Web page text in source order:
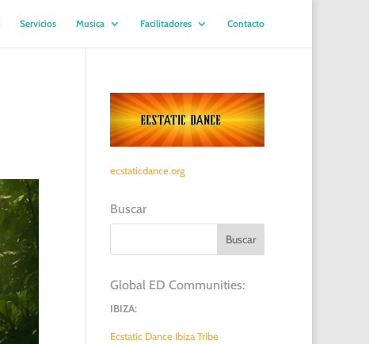
Servicios Musica Facilitadores Contacto
ecstaticdance.org
Buscar
Global ED Communities:
IBIZA:
Ecstatic Dance Ibiza Tribe